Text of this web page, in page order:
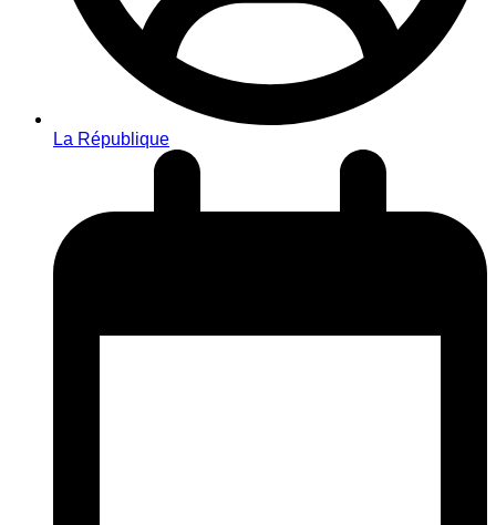
La République